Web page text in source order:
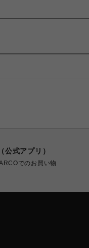
公式アプリ）
でのお買い物